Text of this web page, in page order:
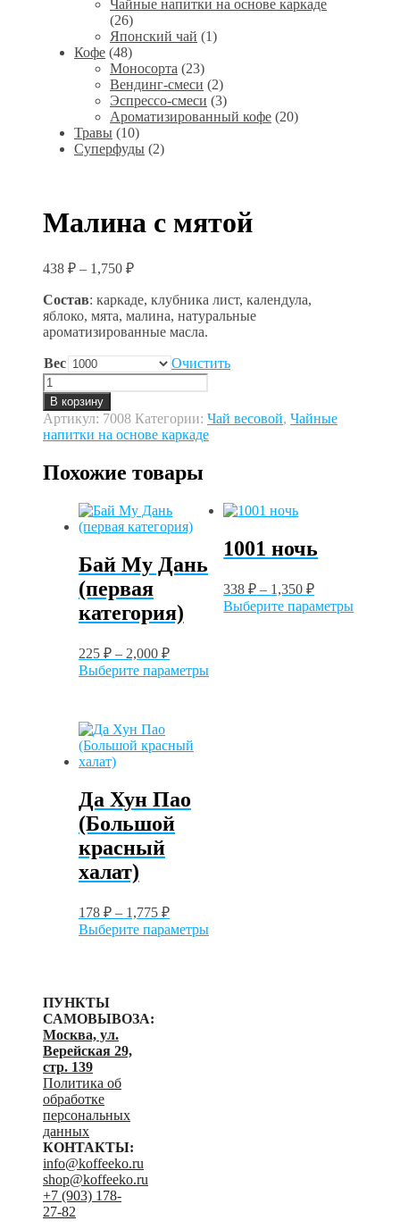
Чайные напитки на основе каркаде
(26)
Японский чай (1)
Кофе (48)
Моносорта (23)
Вендинг-смеси (2)
Эспрессо-смеси (3)
Ароматизированный кофе (20)
Травы (10)
Суперфуды (2)
Малина с мятой
438 ₽ – 1,750 ₽
Состав: каркаде, клубника лист, календула,
яблоко, мята, малина, натуральные
ароматизированные масла.
Вес
Очистить
Количество
товара
Малина
с
мятой
В корзину
Артикул: 7008 Категории: Чай весовой, Чайные
напитки на основе каркаде
Похожие товары
Бай Му Дань
(первая
категория)
225 ₽ – 2,000 ₽
Выберите параметрыЭтот
1001 ночь
338₽ – 1,350₽
Выберите параметрыЭтот
Да Хун Пао
(Большой
красный
халат)
178 ₽ – 1,775 ₽
Выберите параметрыЭтот
ПУНКТЫ
САМОВЫВОЗА:
Москва, ул.
Верейская 29,
стр. 139
Политика об
обработке
персональных
данных
КОНТАКТЫ:
info@koffeeko.ru
shop@koffeeko.ru
‬+7 (903) 178-
27-82